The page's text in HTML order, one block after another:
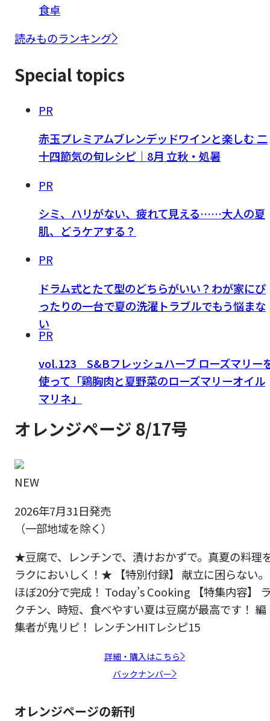
食卓
読みものランキング
Special topics
PR
赤玉プレミアムブレンデッドワインと楽しむ 二
十四節気の旬レシピ｜8月 立秋・処暑
PR
シミ、ハリがない、疲れて見える……大人の夏
肌、どうケアする？
PR
ドラム式とたて型のどちらがいい？わが家にぴ
ったりの一台で夏の洗濯トラブルでもう悩まな
い
PR
vol.123 S&Bフレッシュハーブ ローズマリー
使って「鶏胸肉と夏野菜のローズマリーオイル
マリネ」
オレンジページ 8/17号
NEW
2026年7月31日発売
（一部地域を除く）
★豆腐で、レンチンで、漬けおかずで。真夏の料理
ラクにおいしく！★ 【特別付録】 献立に困らない。
ほぼ20分で完成！ Today’s Cooking 【特集内容】
クチン、時短、食べやすい夏は豆腐が最高です！ 編
集者が鬼リピ！ レンチンHITレシピ15
詳細・購入はこちら
バックナンバー
オレンジページの新刊